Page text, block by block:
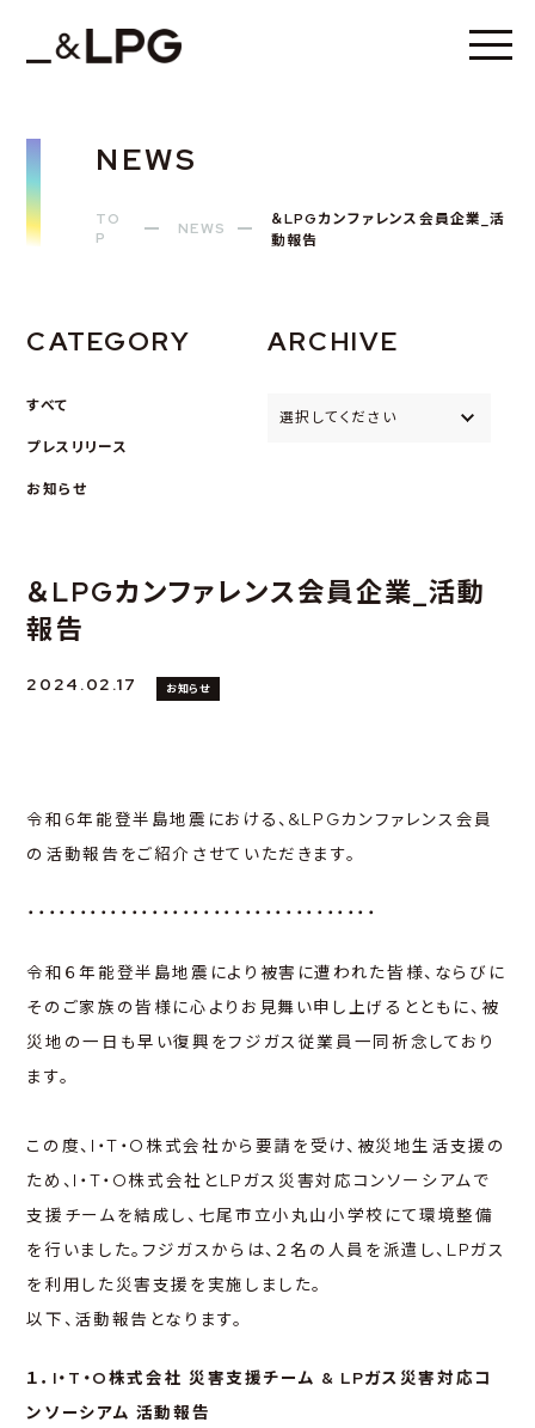
NEWS
TO
P
NEWS
＆LPGカンファレンス会員企業_活
動報告
＆LPGカンファレンス会員企業_活動
報告
2024.02.17 お知らせ
令和6年能登半島地震における、&LPGカンファレンス会員
の活動報告をご紹介させていただきます。
・・・・・・・・・・・・・・・・・・・・・・・・・・・・・・・・・・
令和６年能登半島地震により被害に遭われた皆様、ならびに
そのご家族の皆様に心よりお見舞い申し上げるとともに、被
災地の一日も早い復興をフジガス従業員一同祈念しており
ます。
この度、I・T・O株式会社から要請を受け、被災地生活支援の
ため、I・T・O株式会社とLPガス災害対応コンソーシアムで
支援チームを結成し、七尾市立小丸山小学校にて環境整備
を行いました。フジガスからは、２名の人員を派遣し、LPガス
を利用した災害支援を実施しました。
以下、活動報告となります。
１．I・T・O株式会社 災害支援チーム & LPガス災害対応コ
ンソーシアム 活動報告
CATEGORY
すべて
プレスリリース
お知らせ
ARCHIVE
選択してください